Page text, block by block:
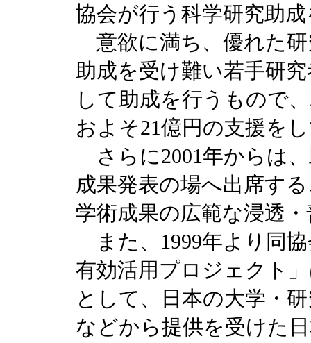
協会が行う科学研究助
意欲に満ち、優れた
助成を受け難い若手研
して助成を行うもので
およそ21億円の支援を
さらに2001年からは
成果発表の場へ出席す
学術成果の広範な浸透
また、1999年より同
有効活用プロジェクト
として、日本の大学・
などから提供を受けた